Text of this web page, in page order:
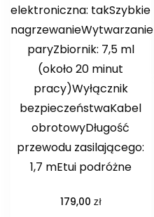
elektroniczna: takSzybkie
nagrzewanieWytwarzanie
paryZbiornik: 7,5 ml
(około 20 minut
pracy)Wyłącznik
bezpieczeństwaKabel
obrotowyDługość
przewodu zasilającego:
1,7 mEtui podróżne
179,00 zł